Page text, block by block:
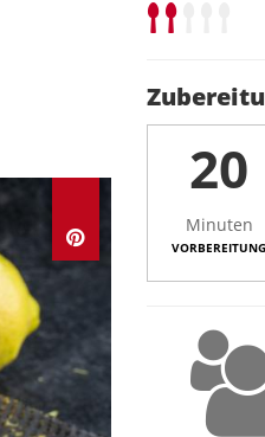
20
Minuten
VORBEREITUNG